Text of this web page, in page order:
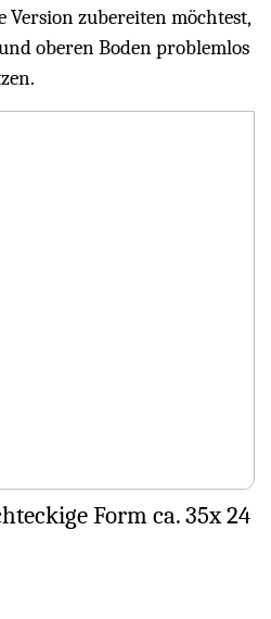
Version zubereiten möchtest,
oberen Boden problemlos
Form ca. 35x 24